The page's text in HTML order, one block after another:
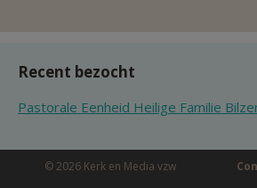
Recent bezocht
Pastorale Eenheid Heilige Familie
© 2026 Kerk en Media vzw